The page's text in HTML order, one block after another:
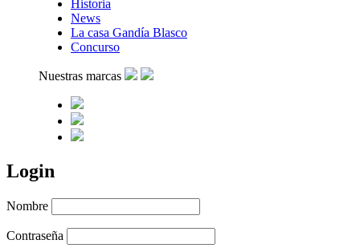
Historia
News
La casa Gandía Blasco
Concurso
Nuestras marcas
Login
Nombre
Contraseña